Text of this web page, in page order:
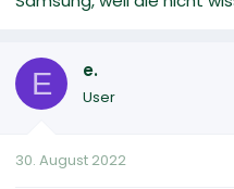
E e.
User
30. August 2022